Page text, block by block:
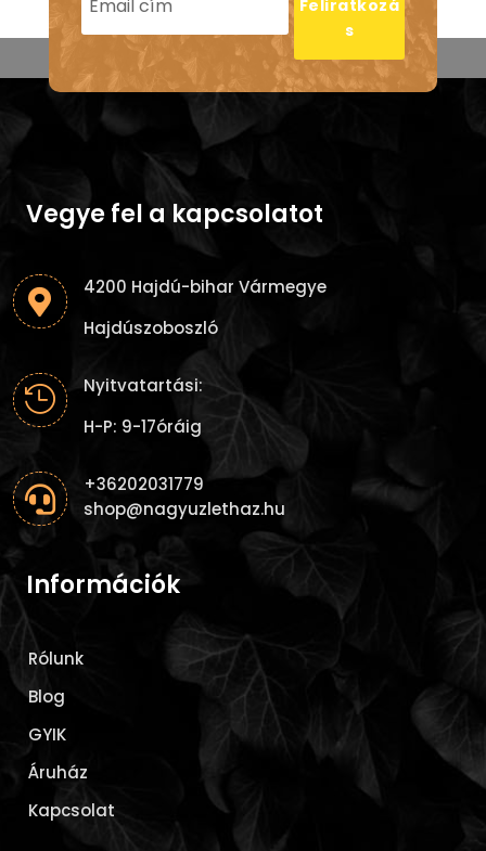
Feliratkozá
s
Vegye fel a kapcsolatot

4200 Hajdú-bihar Vármegye
Hajdúszoboszló

Nyitvatartási:
H-P: 9-17óráig

+36202031779
shop@nagyuzlethaz.hu
Információk
Rólunk
Blog
GYIK
Áruház
Kapcsolat